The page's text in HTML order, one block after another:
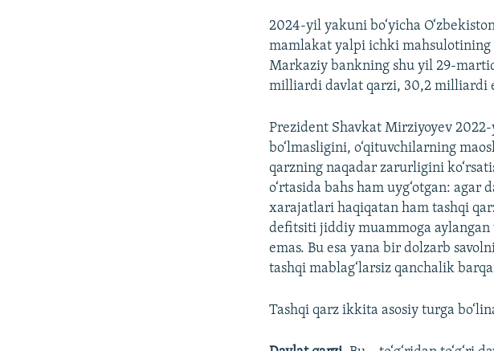
2024-yil yakuni bo‘yicha
mamlakat yalpi ichki mahsulotining
Markaziy bankning shu yil 29-
milliardi davlat qarzi, 30,2 milliardi
Prezident Shavkat Mirziyoyev
bo‘lmasligini, o‘qituvchilarning
qarzning naqadar zarurligini
o‘rtasida bahs ham uyg‘otgan:
xarajatlari haqiqatan ham tashqi
defitsiti jiddiy muammoga aylangan
emas. Bu esa yana bir dolzarb
tashqi mablag‘larsiz qanchalik
Tashqi qarz ikkita asosiy turga